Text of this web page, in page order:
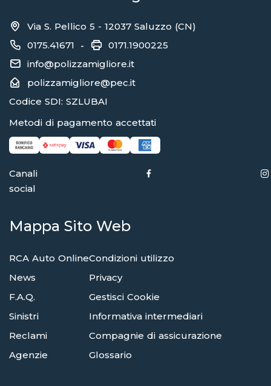
Via S. Pellico 5 - 12037 Saluzzo (CN)
0175.41671 -
0171.1900225
info@polizzamigliore.it
polizzamigliore@pec.it
Codice SDI: SZLUBAI
Metodi di pagamento accettati
Canali
social
Mappa Sito Web
RCA Auto Online
News
F.A.Q.
Sinistri
Reclami
Agenzie
Condizioni utilizzo
Privacy
Gestisci Cookie
Informativa intermediari
Compagnie di assicurazione
Glossario